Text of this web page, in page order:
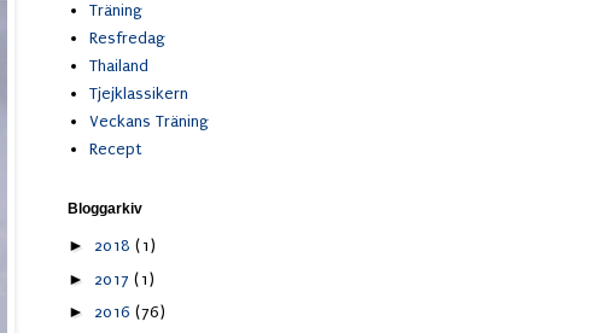
Träning
Resfredag
Thailand
Tjejklassikern
Veckans Träning
Recept
Bloggarkiv
► 2018 (1)
► 2017 (1)
► 2016 (76)